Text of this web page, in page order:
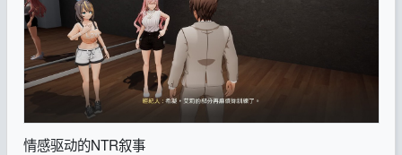
情感驱动的NTR叙事